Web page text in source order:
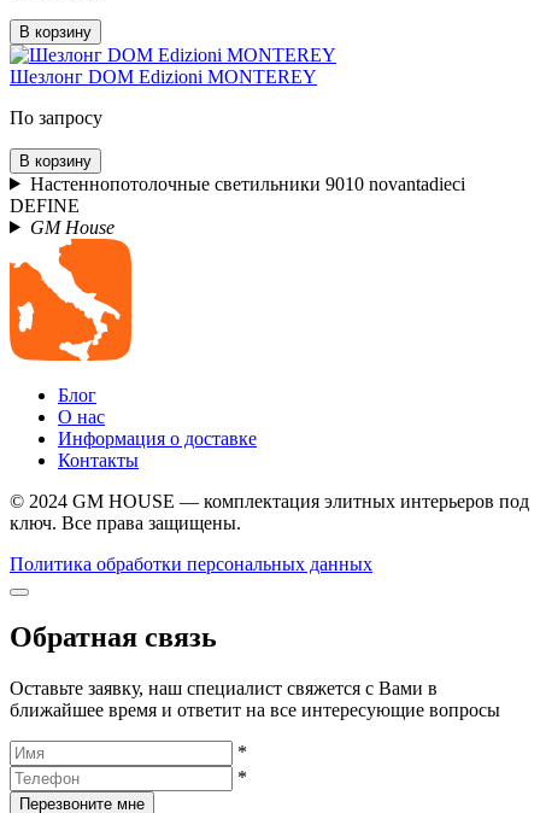
В корзину
Шезлонг DOM Edizioni MONTEREY
По запросу
В корзину
Настеннопотолочные светильники 9010 novantadieci
DEFINE
GM House
Блог
О нас
Информация о доставке
Контакты
© 2024 GM HOUSE — комплектация элитных интерьеров под
ключ. Все права защищены.
Политика обработки персональных данных
Обратная связь
Оставьте заявку, наш специалист свяжется с Вами в
ближайшее время и ответит на все интересующие вопросы
*
*
Перезвоните мне